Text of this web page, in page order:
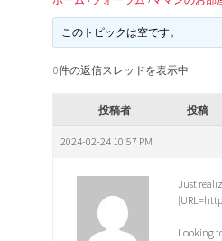
このトピックは空です。
0件の返信スレッドを表示中
投稿者 投稿
2024-02-24 10:57 PM
Just
Looking